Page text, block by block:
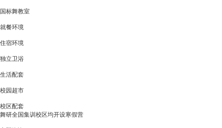
国标舞教室
就餐环境
住宿环境
独立卫浴
生活配套
校园超市
校区配套
舞研全国集训校区均开设寒假营